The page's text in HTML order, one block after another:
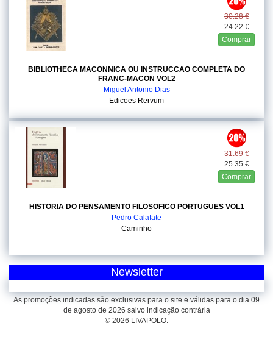
30.28 €
24.22 €
Comprar
BIBLIOTHECA MACONNICA OU INSTRUCCAO COMPLETA DO
FRANC-MACON VOL2
Miguel Antonio Dias
Edicoes Rervum
31.69 €
25.35 €
Comprar
HISTORIA DO PENSAMENTO FILOSOFICO PORTUGUES VOL1
Pedro Calafate
Caminho
Newsletter
As promoções indicadas são exclusivas para o site e válidas para o dia 09
de agosto de 2026 salvo indicação contrária
© 2026 LIVAPOLO.